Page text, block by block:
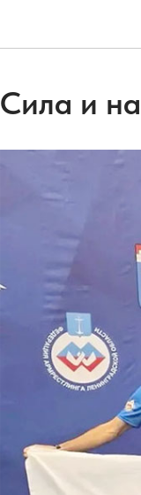
Сила и